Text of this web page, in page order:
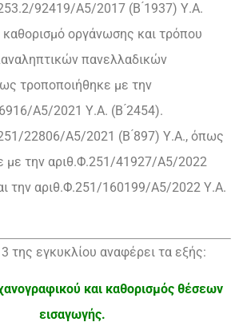
92419/Α5/2017 (Β ́1937) Υ.Α.
καθορισμό οργάνωσης και τρόπου
πανελλαδικών
τροποποιήθηκε με την
Α5/2021 Υ.Α. (Β ́2454).
22806/Α5/2021 (Β ́897) Υ.Α., όπως
με την αριθ.Φ.251/41927/Α5/2022
την αριθ.Φ.251/160199/Α5/2022 Υ.Α.
της εγκυκλίου αναφέρει τα εξής:
και καθορισμός θέσεων
εισαγωγής.